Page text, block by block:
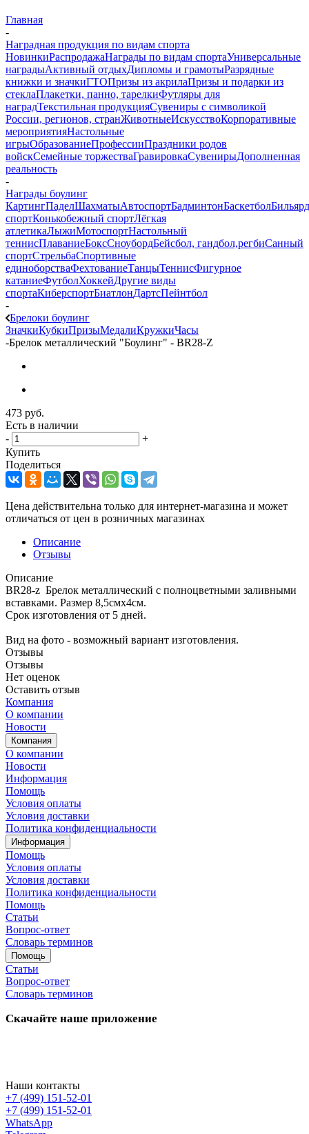
Главная
-
Наградная продукция по видам спорта
НовинкиРаспродажаНаграды по видам спортаУниверсальные
наградыАктивный отдыхДипломы и грамотыРазрядные
книжки и значкиГТОПризы из акрилаПризы и подарки из
стеклаПлакетки, панно, тарелкиФутляры для
наградТекстильная продукцияСувениры с символикой
России, регионов, странЖивотныеИскусствоКорпоративные
мероприятияНастольные
игрыОбразованиеПрофессииПраздники родов
войскСемейные торжестваГравировкаСувенирыДополненная
реальность
-
Награды боулинг
КартингПаделШахматыАвтоспортБадминтонБаскетболБильярд
спортКонькобежный спортЛёгкая
атлетикаЛыжиМотоспортНастольный
теннисПлаваниеБоксСноубордБейсбол, гандбол,регбиСанный
спортСтрельбаСпортивные
единоборстваФехтованиеТанцыТеннисФигурное
катаниеФутболХоккейДругие виды
спортаКиберспортБиатлонДартсПейнтбол
-
Брелоки боулинг
ЗначкиКубкиПризыМедалиКружкиЧасы
-Брелок металлический "Боулинг" - BR28-Z
473 руб.
Есть в наличии
-
+
Купить
Поделиться
Цена действительна только для интернет-магазина и может
отличаться от цен в розничных магазинах
Описание
Отзывы
Описание
BR28-z Брелок металлический с полноцветными заливными
вставками. Размер 8,5смх4см.
Срок изготовления от 5 дней.
Вид на фото - возможный вариант изготовления.
Отзывы
Отзывы
Нет оценок
Оставить отзыв
Компания
О компании
Новости
Компания
О компании
Новости
Информация
Помощь
Условия оплаты
Условия доставки
Политика конфиденциальности
Информация
Помощь
Условия оплаты
Условия доставки
Политика конфиденциальности
Помощь
Статьи
Вопрос-ответ
Словарь терминов
Помощь
Статьи
Вопрос-ответ
Словарь терминов
Скачайте наше приложение
Наши контакты
+7 (499) 151-52-01
+7 (499) 151-52-01
WhatsApp